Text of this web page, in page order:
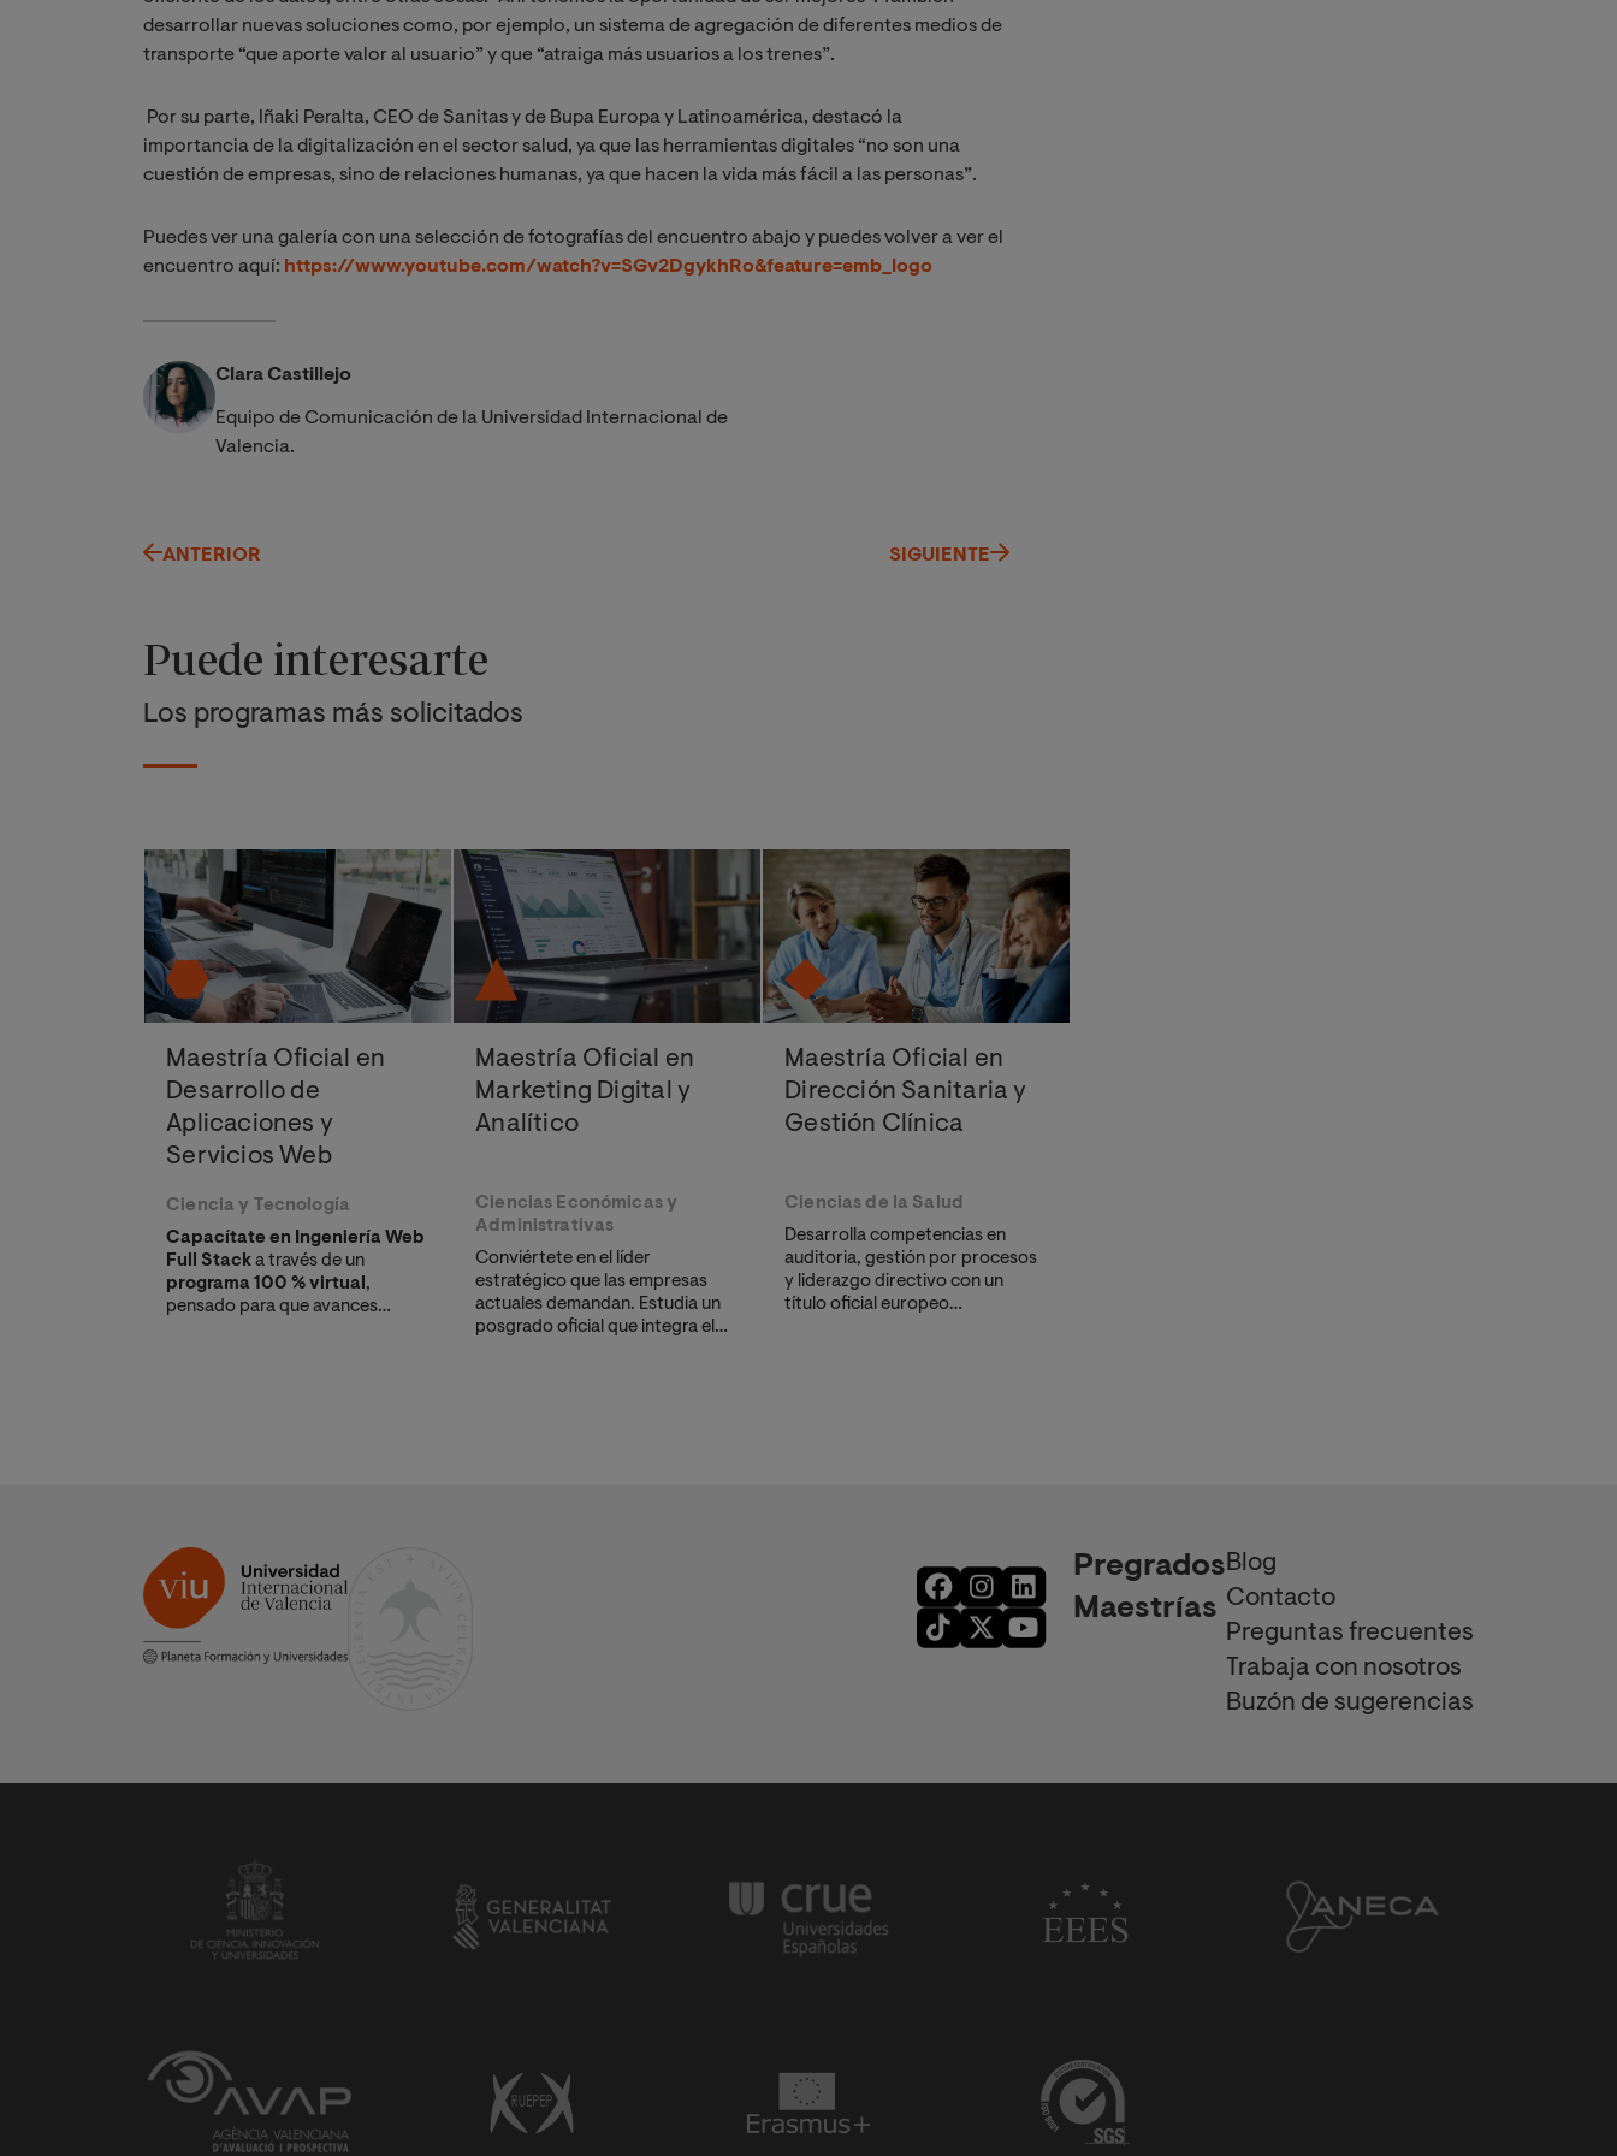
desarrollar nuevas soluciones como, por ejemplo, un sistema de agregación de diferentes medios de
transporte “que aporte valor al usuario” y que “atraiga más usuarios a los trenes”.
Por su parte, Iñaki Peralta, CEO de Sanitas y de Bupa Europa y Latinoamérica, destacó la
importancia de la digitalización en el sector salud, ya que las herramientas digitales “no son una
cuestión de empresas, sino de relaciones humanas, ya que hacen la vida más fácil a las personas”.
Puedes ver una galería con una selección de fotografías del encuentro abajo y puedes volver a ver el
encuentro aquí: https://www.youtube.com/watch?v=SGv2DgykhRo&feature=emb_logo
Clara Castillejo
Equipo de Comunicación de la Universidad Internacional de
Valencia.
ANTERIOR SIGUIENTE
Puede interesarte
Los programas más solicitados
Maestría Oficial en
Desarrollo de
Aplicaciones y
Servicios Web
Ciencia y Tecnología
Capacítate en Ingeniería Web
Full Stack a través de un
programa 100 % virtual ,
pensado para que avances
Maestría Oficial en
Marketing Digital y
Analítico
Ciencias Económicas y
Administrativas
Conviértete en el líder
estratégico que las empresas
actuales demandan. Estudia un
posgrado oficial que integra el
Maestría Oficial en
Dirección Sanitaria y
Gestión Clínica
Ciencias de la Salud
Desarrolla competencias en
auditoria, gestión por procesos
y liderazgo directivo con un
título oficial europeo
Pregrados
Maestrías
Blog
Contacto
Preguntas frecuentes
Trabaja con nosotros
Buzón de sugerencias